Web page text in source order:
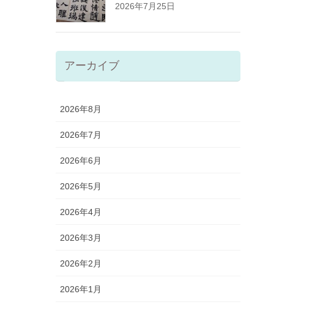
2026年7月25日
アーカイブ
2026年8月
2026年7月
2026年6月
2026年5月
2026年4月
2026年3月
2026年2月
2026年1月